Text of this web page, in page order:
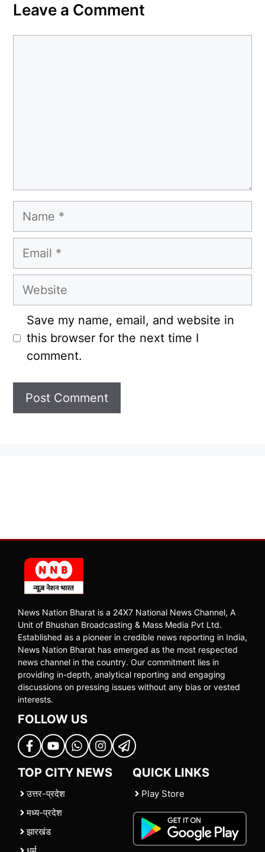
Leave a Comment
Name
Email
Website
Save my name, email, and website in
this browser for the next time I
comment.
News Nation Bharat is a 24X7 National News Channel, A
Unit of Bhushan Broadcasting & Mass Media Pvt Ltd.
Established as a pioneer in credible news reporting in India,
News Nation Bharat has emerged as the most respected
news channel in the country. Our commitment lies in
providing in-depth, analytical reporting and engaging
discussions on pressing issues without any bias or vested
interests.
FOLLOW US
TOP CITY NEWS
उत्तर-प्रदेश
मध्य-प्रदेश
झारखंड
QUICK LINKS
Play Store